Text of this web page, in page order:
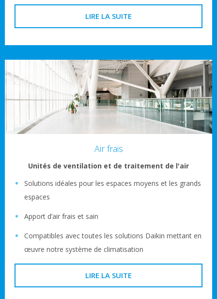
LIRE LA SUITE
Air frais
Unités de ventilation et de traitement de l'air
Solutions idéales pour les espaces moyens et les grands
espaces
Apport d’air frais et sain
Compatibles avec toutes les solutions Daikin mettant en
œuvre notre système de climatisation
LIRE LA SUITE